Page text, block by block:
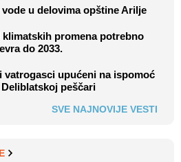
u delovima opštine Arilje
promena potrebno
do 2033.
vatrogasci upućeni na ispomoć
peščari
SVE NAJNOVIJE VESTI